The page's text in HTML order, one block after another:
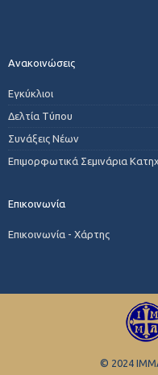
Ανακοινώσεις
Εγκύκλιοι
Δελτία Τύπου
Συνάξεις Νέων
Επιμορφωτικά Σεμινάρια
Επικοινωνία
Επικοινωνία - Χάρτης
© 2024